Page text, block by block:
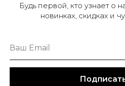
Будь первой, кто узнает о
новинках, скидках и